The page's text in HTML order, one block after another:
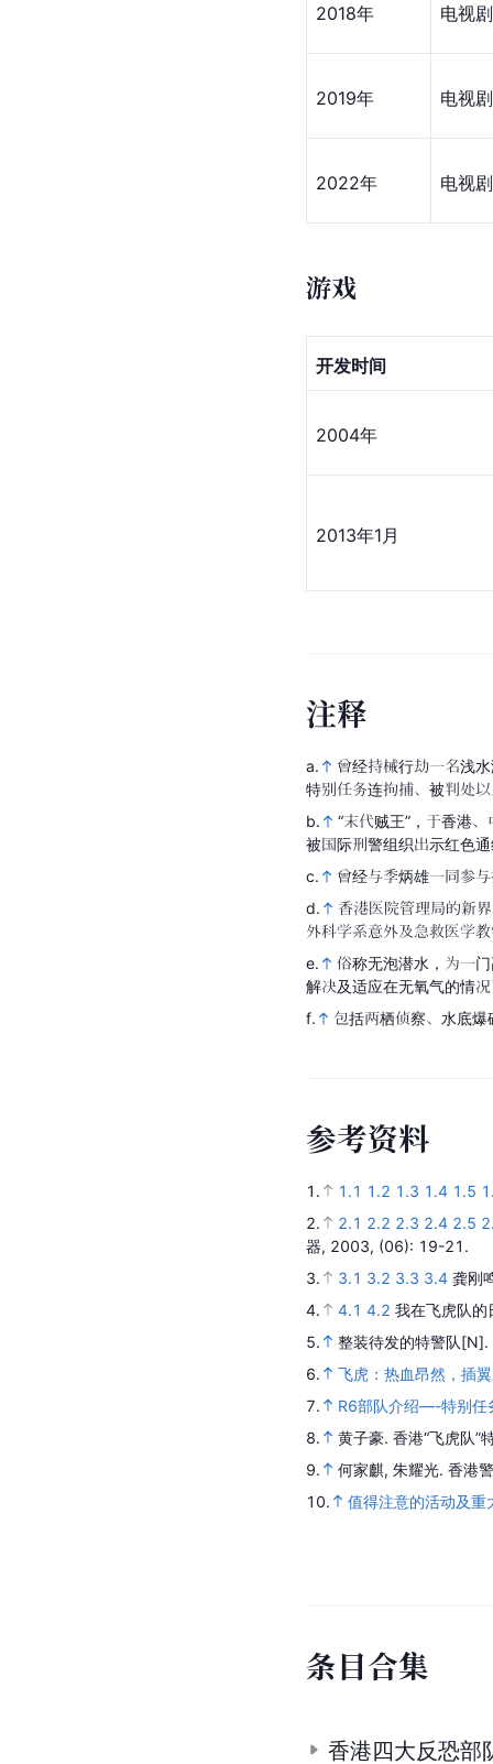
2018年 电视剧
2019年 电视剧
2022年 电视剧
游戏
开发时间
2004年
2013年1月
注释
a.
曾经持械行劫一名浅
特别任务连拘捕、被判处
b.
“末代贼王”，于香港
被国际刑警组织出示红色
c.
曾经与季炳雄一同参
d.
香港医院管理局的新
外科学系意外及急救医学
e.
俗称无泡潜水，为一
解决及适应在无氧气的情
f.
包括两栖侦察、水底
参考资料
1. 1.1 1.2 1.3 1.4 1.5
2.
2.1 2.2 2.3 2.4 2.5
器, 2003, (06): 19-21.
3.
3.1 3.2 3.3 3.4 龚刚
4.
4.1 4.2 我在飞虎队的
5.
整装待发的特警队[N].
6.
飞虎：热血昂然，插
7.
R6部队介绍—-特别任
8.
黄子豪. 香港“飞虎队”
9.
何家麒, 朱耀光. 香港
10.
值得注意的活动及重
条目合集
香港四大反恐部